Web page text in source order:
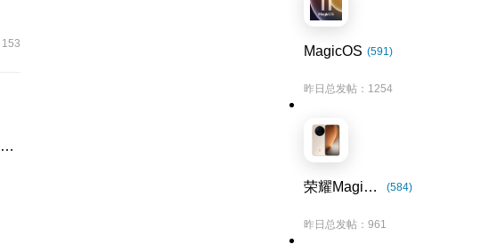
153
大家期待的MagicOS 11内测现已正式拉开帷幕！ 全新流光通透，将真实的流光注入每一次交互，让科技拥有呼吸的灵动 ...
MagicOS (591)
昨日总发帖：1254
荣耀Magic8系列 (584)
昨日总发帖：961